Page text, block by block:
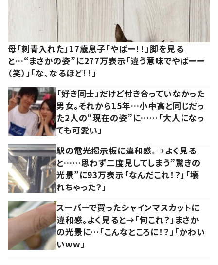
母「刺青入れた」17歳息子「やばー！！」脚を見る
と…“まさかの姿”に277万表示「違う意味でやばーー
（笑）」「な、なるほど！！」
「好き同士」だけど付き合っていなかった
男女。それから15年…小中高と同じだっ
た2人の“現在の姿”に……「大人になっ
ても可愛い」
駅の電光掲示板に違和感。→よく見る
と……思わず二度見してしまう”驚きの
光景”に93万表示「なんだこれ！？」「壊
れちゃった？」
スーパーで買ったシャインマスカットに
違和感。よく見ると→「何これ？」まさか
の光景に…「こんなところに！？」「かわい
いww」